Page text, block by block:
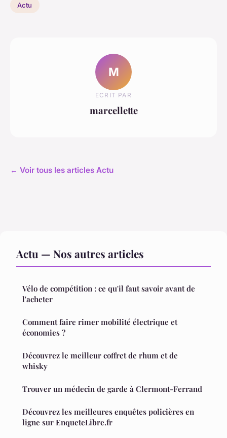
Actu
M
ECRIT PAR
marcellette
← Voir tous les articles Actu
Actu — Nos autres articles
Vélo de compétition : ce qu'il faut savoir avant de
l'acheter
Comment faire rimer mobilité électrique et
économies ?
Découvrez le meilleur coffret de rhum et de
whisky
Trouver un médecin de garde à Clermont-Ferrand
Découvrez les meilleures enquêtes policières en
ligne sur EnqueteLibre.fr